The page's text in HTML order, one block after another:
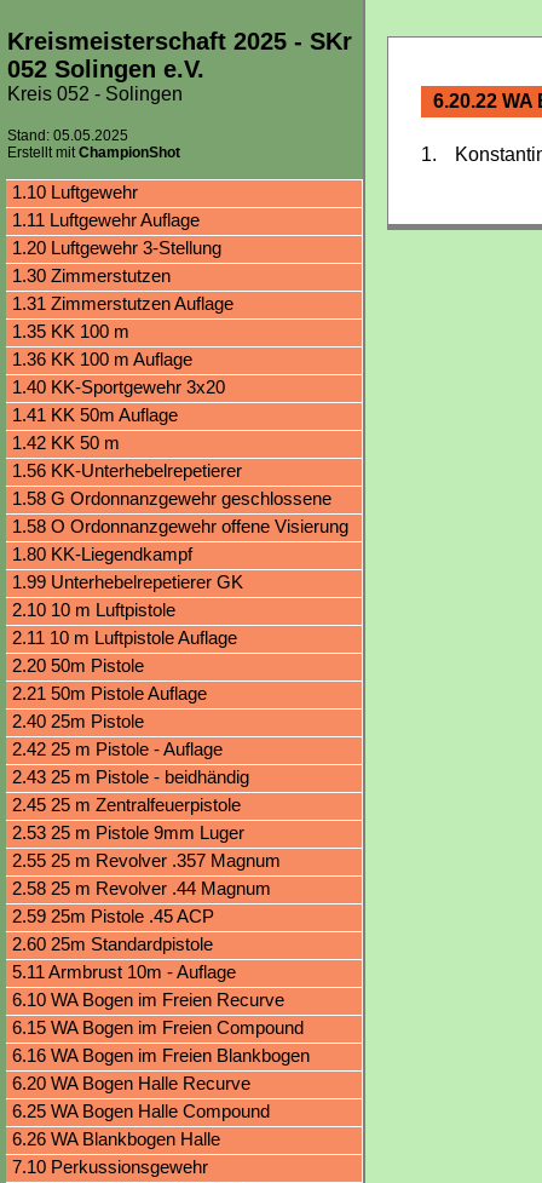
Kreismeisterschaft 2025 - SKr
052 Solingen e.V.
Kreis 052 - Solingen
Stand: 05.05.2025
Erstellt mitChampionShot
1.10 Luftgewehr
1.11 Luftgewehr Auflage
1.20 Luftgewehr 3-Stellung
1.30 Zimmerstutzen
1.31 Zimmerstutzen Auflage
1.35 KK 100 m
1.36 KK 100 m Auflage
1.40 KK-Sportgewehr 3x20
1.41 KK 50m Auflage
1.42 KK 50 m
1.56 KK-Unterhebelrepetierer
1.58 G Ordonnanzgewehr geschlossene
Visierung
1.58 O Ordonnanzgewehr offene Visierung
1.80 KK-Liegendkampf
1.99 Unterhebelrepetierer GK
2.10 10 m Luftpistole
2.11 10 m Luftpistole Auflage
2.20 50m Pistole
2.21 50m Pistole Auflage
2.40 25m Pistole
2.42 25 m Pistole - Auflage
2.43 25 m Pistole - beidhändig
2.45 25 m Zentralfeuerpistole
2.53 25 m Pistole 9mm Luger
2.55 25 m Revolver .357 Magnum
2.58 25 m Revolver .44 Magnum
2.59 25m Pistole .45 ACP
2.60 25m Standardpistole
5.11 Armbrust 10m - Auflage
6.10 WA Bogen im Freien Recurve
6.15 WA Bogen im Freien Compound
6.16 WA Bogen im Freien Blankbogen
6.20 WA Bogen Halle Recurve
6.25 WA Bogen Halle Compound
6.26 WA Blankbogen Halle
7.10 Perkussionsgewehr
6.20.22
1.